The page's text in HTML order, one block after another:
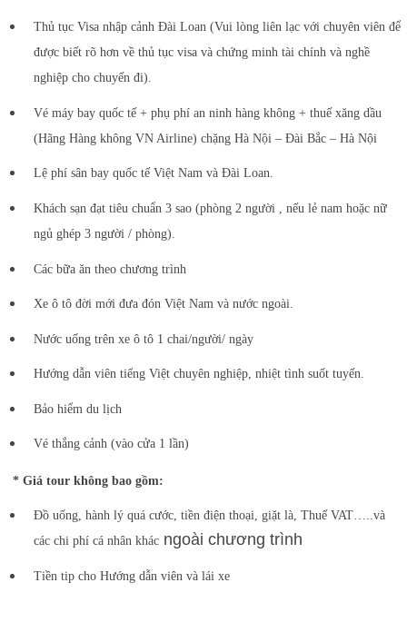
Thủ tục Visa nhập cảnh Đài Loan (Vui lòng liên lạc với chuyên viên để
được biết rõ hơn về thủ tục visa và chứng minh tài chính và nghề
nghiệp cho chuyến đi).
Vé máy bay quốc tế + phụ phí an ninh hàng không + thuế xăng dầu
(Hãng Hàng không VN Airline) chặng Hà Nội – Đài Bắc – Hà Nội
Lệ phí sân bay quốc tế Việt Nam và Đài Loan.
Khách sạn đạt tiêu chuẩn 3 sao (phòng 2 người , nếu lẻ nam hoặc nữ
ngủ ghép 3 người / phòng).
Các bữa ăn theo chương trình
Xe ô tô đời mới đưa đón Việt Nam và nước ngoài.
Nước uống trên xe ô tô 1 chai/người/ ngày
Hướng dẫn viên tiếng Việt chuyên nghiệp, nhiệt tình suốt tuyến.
Bảo hiểm du lịch
Vé thắng cảnh (vào cửa 1 lần)
* Giá tour không bao gồm:
Đồ uống, hành lý quá cước, tiền điện thoại, giặt là, Thuế VAT…..và
các chi phí cá nhân khácngoài chương trình
Tiền tip cho Hướng dẫn viên và lái xe